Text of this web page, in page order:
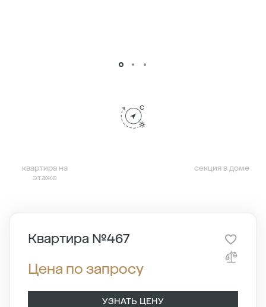
квартира на
этаже
секция в доме
Квартира №467
Цена по запросу
УЗНАТЬ ЦЕНУ